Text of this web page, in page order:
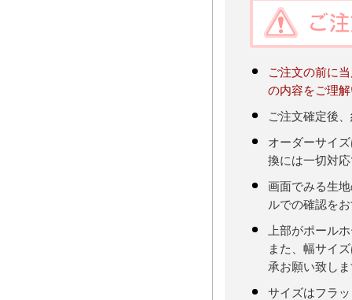
ご注文の前に
の内容をご理
ご注文確定後
オーダーサイ
換には一切対
画面でみる生
ルでの確認を
上部がポール
また、幅サイ
承お願い致し
サイズはフラ